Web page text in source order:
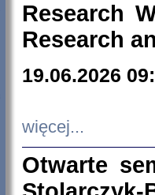
Research
Research
19.06.2026
więcej...
Otwarte